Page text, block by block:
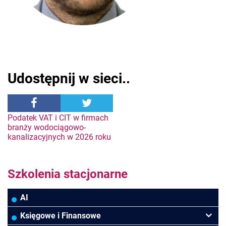
Udostępnij w sieci..
Nawigacja
wpisu
Podatek VAT i CIT w firmach
branży wodociągowo-
kanalizacyjnych w 2026 roku
Szkolenia stacjonarne
AI
Księgowe i Finansowe